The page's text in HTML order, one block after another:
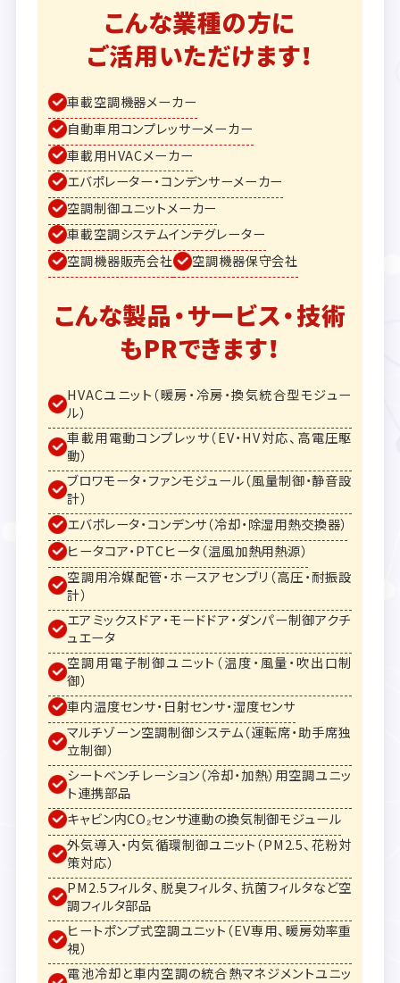
こんな業種の方に
ご活用いただけます！
車載空調機器メーカー
自動車用コンプレッサーメーカー
車載用HVACメーカー
エバポレーター・コンデンサーメーカー
空調制御ユニットメーカー
車載空調システムインテグレーター
空調機器販売会社
空調機器保守会社
こんな製品・サービス・技術
もPRできます！
HVACユニット（暖房・冷房・換気統合型モジュー
ル）
車載用電動コンプレッサ（EV・HV対応、高電圧駆
動）
ブロワモータ・ファンモジュール（風量制御・静音設
計）
エバポレータ・コンデンサ（冷却・除湿用熱交換器）
ヒータコア・PTCヒータ（温風加熱用熱源）
空調用冷媒配管・ホースアセンブリ（高圧・耐振設
計）
エアミックスドア・モードドア・ダンパー制御アクチ
ュエータ
空調用電子制御ユニット（温度・風量・吹出口制
御）
車内温度センサ・日射センサ・湿度センサ
マルチゾーン空調制御システム（運転席・助手席独
立制御）
シートベンチレーション（冷却・加熱）用空調ユニッ
ト連携部品
キャビン内CO₂センサ連動の換気制御モジュール
外気導入・内気循環制御ユニット（PM2.5、花粉対
策対応）
PM2.5フィルタ、脱臭フィルタ、抗菌フィルタなど空
調フィルタ部品
ヒートポンプ式空調ユニット（EV専用、暖房効率重
視）
電池冷却と車内空調の統合熱マネジメントユニッ